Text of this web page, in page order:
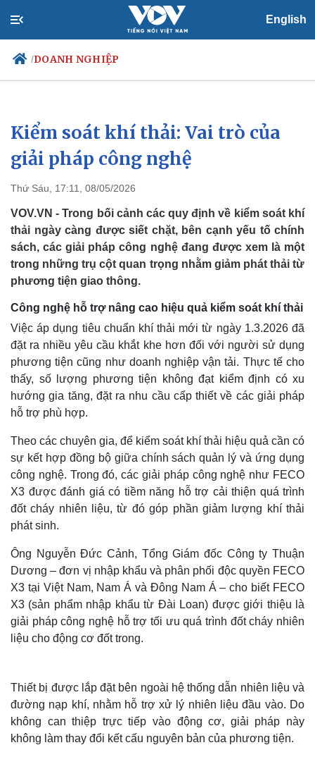
English
/DOANH NGHIỆP
Chính trị
Đảng
Tổ chức nhân sự
Nhận diện sự thật
Xã hội
Tin 24h
Dự báo thời tiết
Việc làm
Biển đảo
Kiểm soát khí thải: Vai trò của
giải pháp công nghệ
Thứ Sáu, 17:11, 08/05/2026
VOV.VN - Trong bối cảnh các quy định về kiểm soát khí
thải ngày càng được siết chặt, bên cạnh yếu tố chính
sách, các giải pháp công nghệ đang được xem là một
trong những trụ cột quan trọng nhằm giảm phát thải từ
phương tiện giao thông.
Công nghệ hỗ trợ nâng cao hiệu quả kiểm soát khí thải
Việc áp dụng tiêu chuẩn khí thải mới từ ngày 1.3.2026 đã
đặt ra nhiều yêu cầu khắt khe hơn đối với người sử dụng
phương tiện cũng như doanh nghiệp vận tải. Thực tế cho
thấy, số lượng phương tiện không đạt kiểm định có xu
hướng gia tăng, đặt ra nhu cầu cấp thiết về các giải pháp
hỗ trợ phù hợp.
Theo các chuyên gia, để kiểm soát khí thải hiệu quả cần có
sự kết hợp đồng bộ giữa chính sách quản lý và ứng dụng
công nghệ. Trong đó, các giải pháp công nghệ như FECO
X3 được đánh giá có tiềm năng hỗ trợ cải thiện quá trình
đốt cháy nhiên liệu, từ đó góp phần giảm lượng khí thải
phát sinh.
Ông Nguyễn Đức Cảnh, Tổng Giám đốc Công ty Thuận
Dương – đơn vị nhập khẩu và phân phối độc quyền FECO
X3 tại Việt Nam, Nam Á và Đông Nam Á – cho biết FECO
X3 (sản phẩm nhập khẩu từ Đài Loan) được giới thiệu là
giải pháp công nghệ hỗ trợ tối ưu quá trình đốt cháy nhiên
liệu cho động cơ đốt trong.
Thiết bị được lắp đặt bên ngoài hệ thống dẫn nhiên liệu và
đường nạp khí, nhằm hỗ trợ xử lý nhiên liệu đầu vào. Do
không can thiệp trực tiếp vào động cơ, giải pháp này
không làm thay đổi kết cấu nguyên bản của phương tiện.